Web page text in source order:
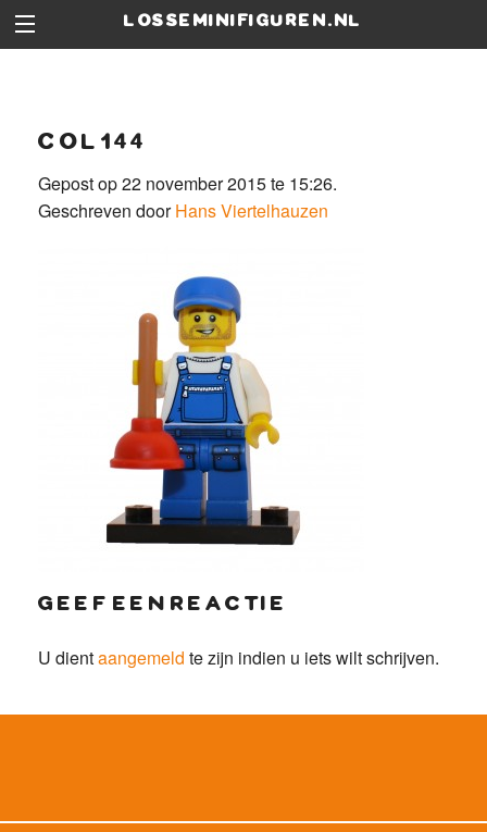
losseminifiguren.nl
col144
Gepost op 22 november 2015 te 15:26.
Geschreven doorHans Viertelhauzen
geef een reactie
U dientaangemeld te zijn indien u iets wilt schrijven.